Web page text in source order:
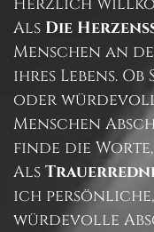
Als Die
Menschen an
ihres Lebens.
oder
Menschen
finde die
Als
ich
würdevolle